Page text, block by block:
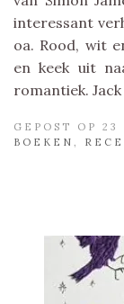
interessant
oa. Rood, wit
en keek uit
romantiek.
GEPOST OP 23
BOEKEN